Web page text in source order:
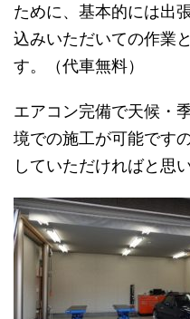
ために、基本的には出
込みいただいての作業
す。（代車無料）
エアコン完備で天候・
境での施工が可能です
していただければと思